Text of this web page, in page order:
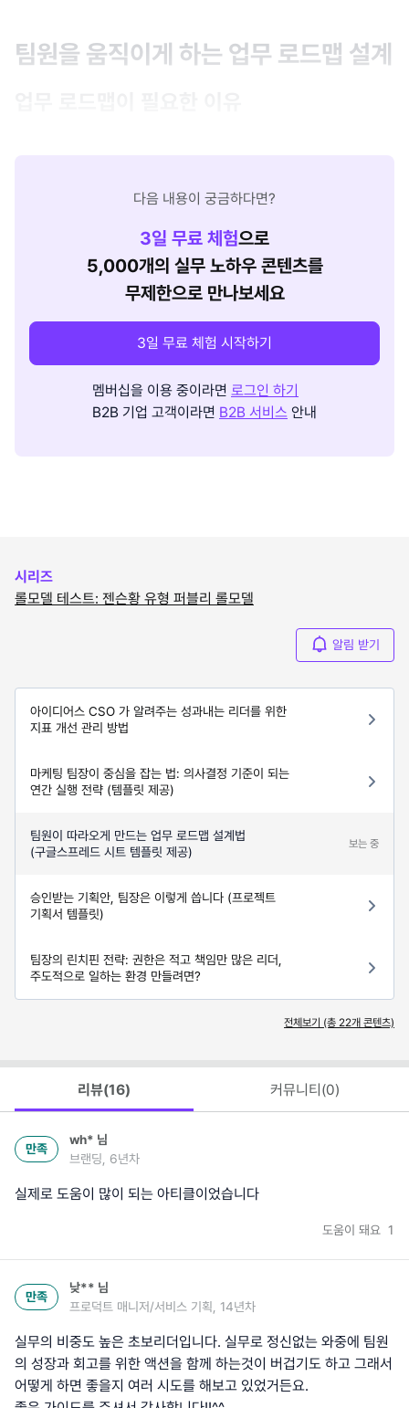
팀원을 움직이게 하는 업무 로드맵 설계
다음 내용이 궁금하다면?
3일 무료 체험으로
5,000개의 실무 노하우 콘텐츠를
무제한으로 만나보세요
3일 무료 체험 시작하기
멤버십을 이용 중이라면 로그인 하기
B2B 기업 고객이라면 B2B 서비스 안내
시리즈
롤모델 테스트: 젠슨황 유형 퍼블리 롤모델
알림 받기
아이디어스 CSO 가 알려주는 성과내는 리더를 위한
지표 개선 관리 방법
마케팅 팀장이 중심을 잡는 법: 의사결정 기준이 되는
연간 실행 전략 (템플릿 제공)
팀원이 따라오게 만드는 업무 로드맵 설계법
(구글스프레드 시트 템플릿 제공)
보는 중
승인받는 기획안, 팀장은 이렇게 씁니다 (프로젝트
기획서 템플릿)
팀장의 린치핀 전략: 권한은 적고 책임만 많은 리더,
주도적으로 일하는 환경 만들려면?
전체보기 (총 22개 콘텐츠)
리뷰(16) 커뮤니티(0)
만족
wh* 님
브랜딩, 6년차
실제로 도움이 많이 되는 아티클이었습니다
도움이 돼요 1
만족
낮** 님
프로덕트 매니저/서비스 기획, 14년차
실무의 비중도 높은 초보리더입니다. 실무로 정신없는 와중에 팀원
의 성장과 회고를 위한 액션을 함께 하는것이 버겁기도 하고 그래서
어떻게 하면 좋을지 여러 시도를 해보고 있었거든요.